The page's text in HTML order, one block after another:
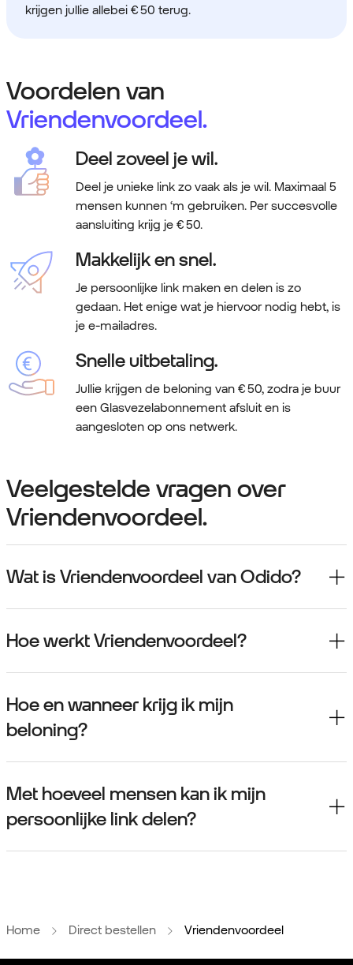
krijgen jullie allebei € 50 terug.
Voordelen van
Vriendenvoordeel.
Deel zoveel je wil.
Deel je unieke link zo vaak als je wil. Maximaal 5
mensen kunnen ‘m gebruiken. Per succesvolle
aansluiting krijg je € 50.
Makkelijk en snel.
Je persoonlijke link maken en delen is zo
gedaan. Het enige wat je hiervoor nodig hebt, is
je e-mailadres.
Snelle uitbetaling.
Jullie krijgen de beloning van € 50, zodra je buur
een Glasvezelabonnement afsluit en is
aangesloten op ons netwerk.
Veelgestelde vragen over
Vriendenvoordeel.
Wat is Vriendenvoordeel van Odido?
Hoe werkt Vriendenvoordeel?
Hoe en wanneer krijg ik mijn
beloning?
Met hoeveel mensen kan ik mijn
persoonlijke link delen?
Home Direct bestellen Vriendenvoordeel